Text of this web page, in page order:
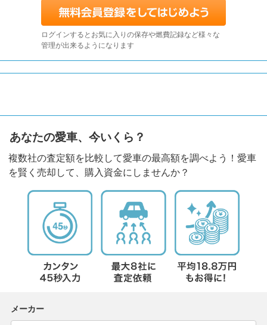
ログインするとお気に入りの保存や燃費記録など様々な
管理が出来るようになります
あなたの愛車、今いくら？
複数社の査定額を比較して愛車の最高額を調べよう！愛車
を賢く売却して、購入資金にしませんか？
メーカー